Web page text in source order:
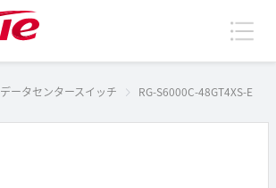
データセンタースイッチ RG-S6000C-48GT4XS-E